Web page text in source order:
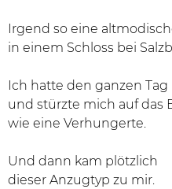
Irgend so eine
in einem Schloss bei
Ich hatte den ganzen
und stürzte mich auf das
wie eine Verhungerte.
Und dann kam plötzlich
dieser Anzugtyp zu mir.